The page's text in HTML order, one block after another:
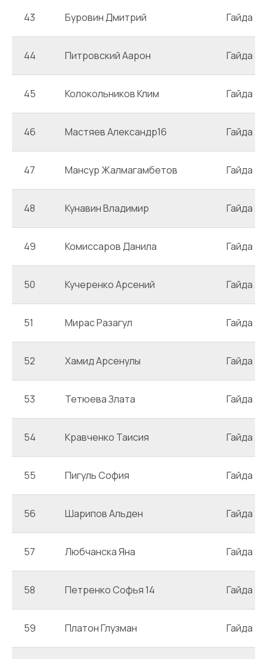
43 Буровин Дмитрий Гайда 1
44 Питровский Аарон Гайда 1
45 Колокольников Клим Гайда 1
46 Мастяев Александр16 Гайда 2
47 Мансур Жалмагамбетов Гайда 2
48 Кунавин Владимир Гайда 2
49 Комиссаров Данила Гайда 2
50 Кучеренко Арсений Гайда 2
51 Мирас Разагул Гайда 2
52 Хамид Арсенулы Гайда 2
53 Тетюева Злата Гайда 2
54 Кравченко Таисия Гайда 2
55 Пигуль София Гайда 2
56 Шарипов Альден Гайда 2
57 Любчанска Яна Гайда 2
58 Петренко Софья 14 Гайда 2
59 Платон Глузман Гайда 2